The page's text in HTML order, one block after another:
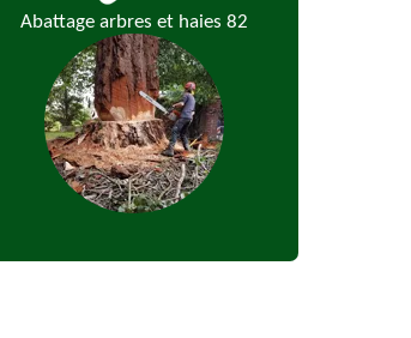
Abattage arbres et haies 82